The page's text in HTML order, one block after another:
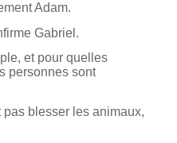
Adam.
Gabriel.
et pour quelles
personnes sont
blesser les animaux,